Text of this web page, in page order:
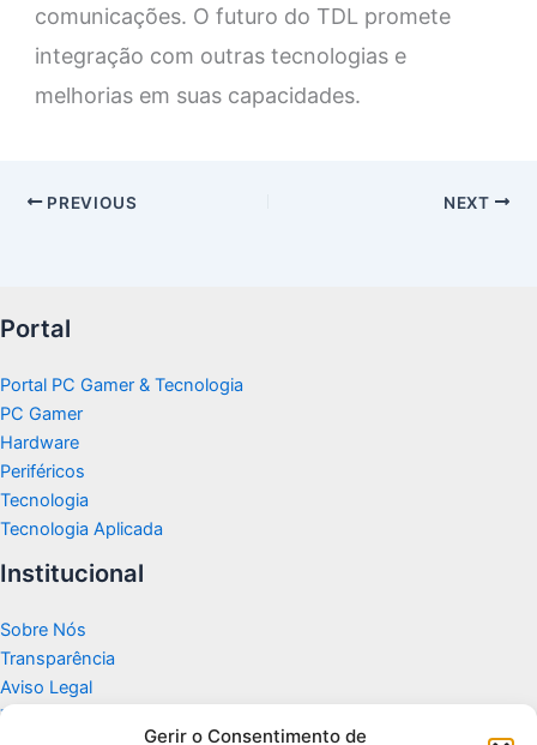
Gerir o Consentimento de
comunicações. O futuro do TDL promete
integração com outras tecnologias e
melhorias em suas capacidades.
PREVIOUS NEXT
Portal
Portal PC Gamer & Tecnologia
PC Gamer
Hardware
Periféricos
Tecnologia
Tecnologia Aplicada
Institucional
Sobre Nós
Transparência
Aviso Legal
Termos de Uso